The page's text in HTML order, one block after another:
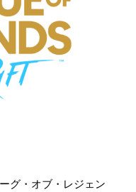
グ・オブ・レジェン